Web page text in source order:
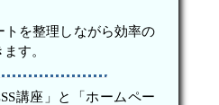
を整理しながら効率の
す。
講座」と「ホームペー